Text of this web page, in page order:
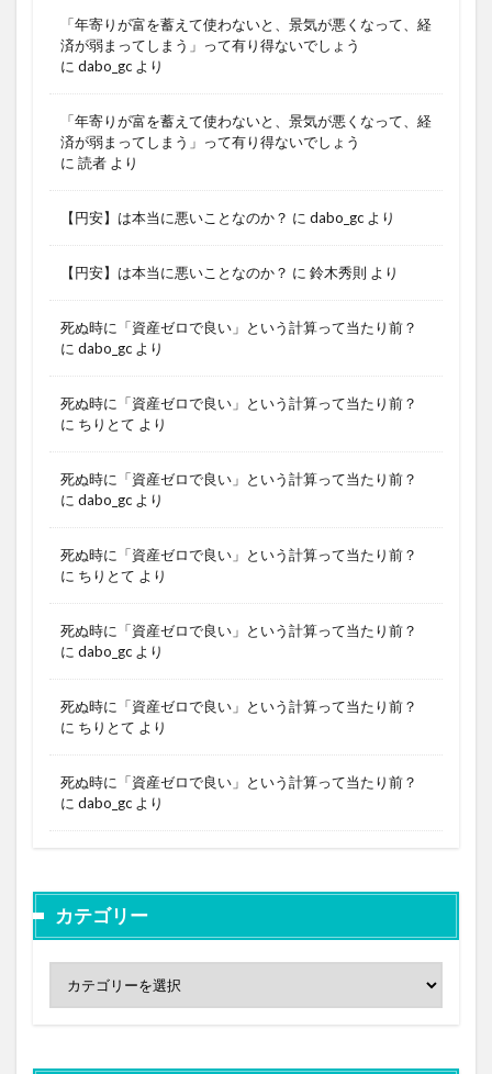
「年寄りが富を蓄えて使わないと、景気が悪くなって、経
済が弱まってしまう」って有り得ないでしょう
に dabo_gc より
「年寄りが富を蓄えて使わないと、景気が悪くなって、経
済が弱まってしまう」って有り得ないでしょう
に 読者 より
【円安】は本当に悪いことなのか？ に dabo_gc より
【円安】は本当に悪いことなのか？ に 鈴木秀則 より
死ぬ時に「資産ゼロで良い」という計算って当たり前？
に dabo_gc より
死ぬ時に「資産ゼロで良い」という計算って当たり前？
に ちりとて より
死ぬ時に「資産ゼロで良い」という計算って当たり前？
に dabo_gc より
死ぬ時に「資産ゼロで良い」という計算って当たり前？
に ちりとて より
死ぬ時に「資産ゼロで良い」という計算って当たり前？
に dabo_gc より
死ぬ時に「資産ゼロで良い」という計算って当たり前？
に ちりとて より
死ぬ時に「資産ゼロで良い」という計算って当たり前？
に dabo_gc より
カテゴリー